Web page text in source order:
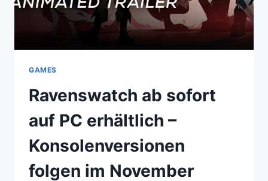
GAMES
Ravenswatch ab sofort
auf PC erhältlich –
Konsolenversionen
folgen im November